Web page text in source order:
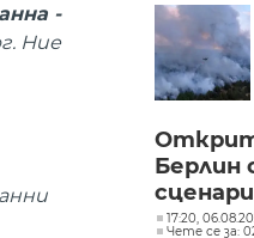
-
Ние
Берлин
17:20,
Чете се за: